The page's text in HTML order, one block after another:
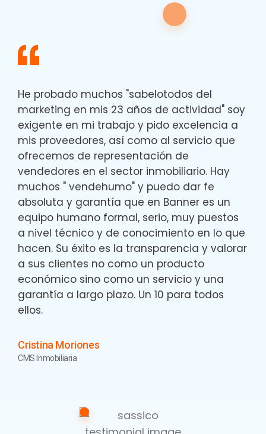
He probado muchos "sabelotodos del
marketing en mis 23 años de actividad" soy
exigente en mi trabajo y pido excelencia a
mis proveedores, así como al servicio que
ofrecemos de representación de
vendedores en el sector inmobiliario. Hay
muchos " vendehumo" y puedo dar fe
absoluta y garantía que en Banner es un
equipo humano formal, serio, muy puestos
a nivel técnico y de conocimiento en lo que
hacen. Su éxito es la transparencia y valorar
a sus clientes no como un producto
económico sino como un servicio y una
garantía a largo plazo. Un 10 para todos
ellos.
Cristina Moriones
CMS Inmobiliaria